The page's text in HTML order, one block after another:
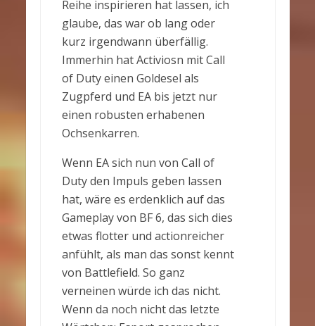
Reihe inspirieren hat lassen, ich
glaube, das war ob lang oder
kurz irgendwann überfällig.
Immerhin hat Activiosn mit Call
of Duty einen Goldesel als
Zugpferd und EA bis jetzt nur
einen robusten erhabenen
Ochsenkarren.
Wenn EA sich nun von Call of
Duty den Impuls geben lassen
hat, wäre es erdenklich auf das
Gameplay von BF 6, das sich dies
etwas flotter und actionreicher
anfühlt, als man das sonst kennt
von Battlefield. So ganz
verneinen würde ich das nicht.
Wenn da noch nicht das letzte